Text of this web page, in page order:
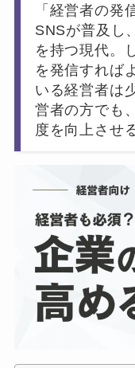
「経営者の発
SNSが普及し
を持つ現代。
を発信すれば
いる経営者は
営者の方でも
度を向上させ